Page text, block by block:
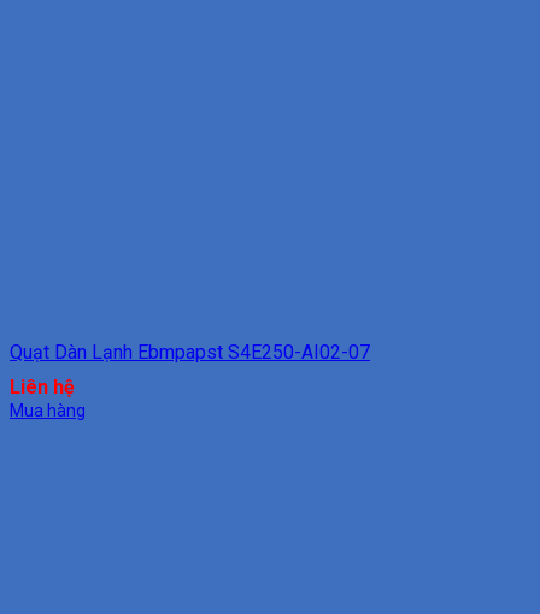
Quạt Dàn Lạnh Ebmpapst S4E250-AI02-07
Liên hệ
Mua hàng